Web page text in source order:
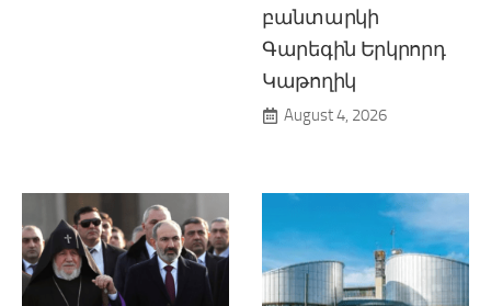
բանտարկի
Գարեգին Երկրորդ
Կաթողիկ
August 4, 2026